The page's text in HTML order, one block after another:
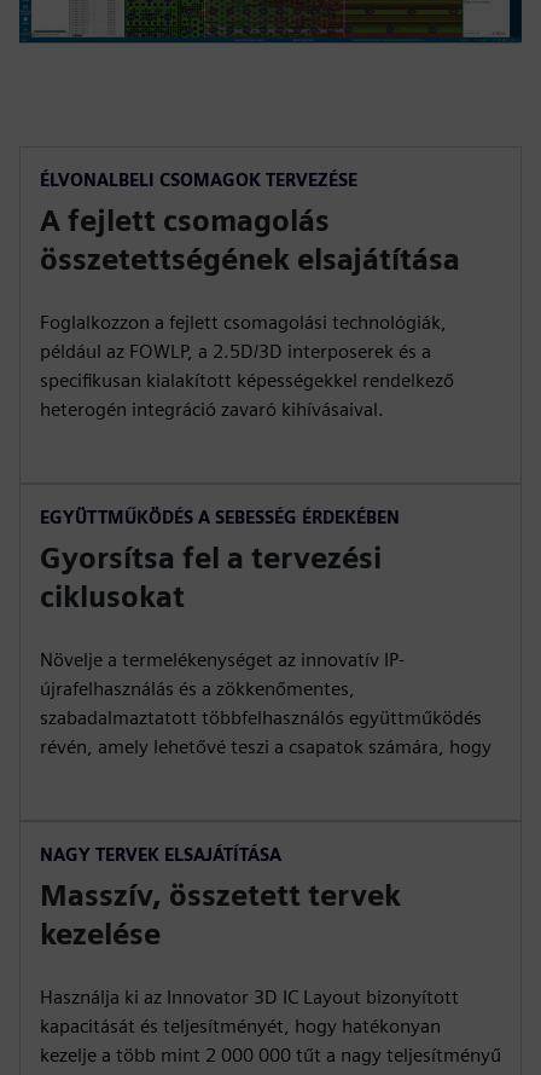
ÉLVONALBELI CSOMAGOK TERVEZÉSE
A fejlett csomagolás
összetettségének elsajátítása
Foglalkozzon a fejlett csomagolási technológiák,
például az FOWLP, a 2.5D/3D interposerek és a
specifikusan kialakított képességekkel rendelkező
heterogén integráció zavaró kihívásaival.
EGYÜTTMŰKÖDÉS A SEBESSÉG ÉRDEKÉBEN
Gyorsítsa fel a tervezési
ciklusokat
Növelje a termelékenységet az innovatív IP-
újrafelhasználás és a zökkenőmentes,
szabadalmaztatott többfelhasználós együttműködés
révén, amely lehetővé teszi a csapatok számára, hogy
NAGY TERVEK ELSAJÁTÍTÁSA
Masszív, összetett tervek
kezelése
Használja ki az Innovator 3D IC Layout bizonyított
kapacitását és teljesítményét, hogy hatékonyan
kezelje a több mint 2 000 000 tűt a nagy teljesítményű